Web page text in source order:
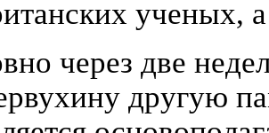
ученых,
через две
другую